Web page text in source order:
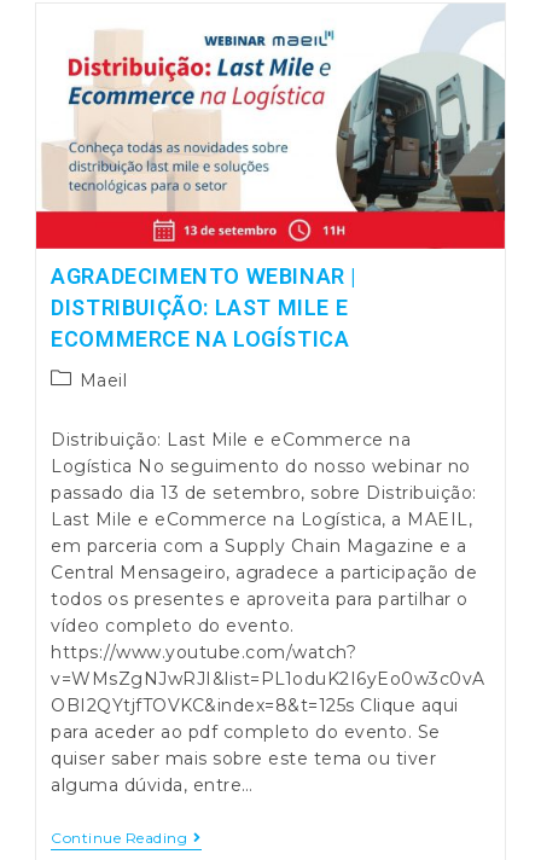
AGRADECIMENTO WEBINAR |
DISTRIBUIÇÃO: LAST MILE E
ECOMMERCE NA LOGÍSTICA
PostMaeil
Distribuição: Last Mile e eCommerce na
Logística No seguimento do nosso webinar no
passado dia 13 de setembro, sobre Distribuição:
Last Mile e eCommerce na Logística, a MAEIL,
em parceria com a Supply Chain Magazine e a
Central Mensageiro, agradece a participação de
todos os presentes e aproveita para partilhar o
vídeo completo do evento.
https://www.youtube.com/watch?
v=WMsZgNJwRJI&list=PL1oduK2I6yEo0w3c0vA
OBI2QYtjfTOVKC&index=8&t=125s Clique aqui
para aceder ao pdf completo do evento. Se
quiser saber mais sobre este tema ou tiver
alguma dúvida, entre…
Continue Reading Agradecimento